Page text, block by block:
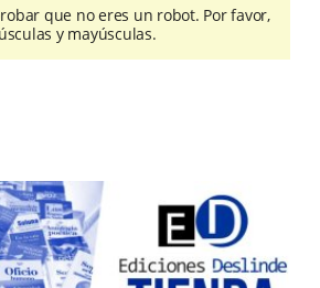
que no eres un robot. Por favor,
y mayúsculas.